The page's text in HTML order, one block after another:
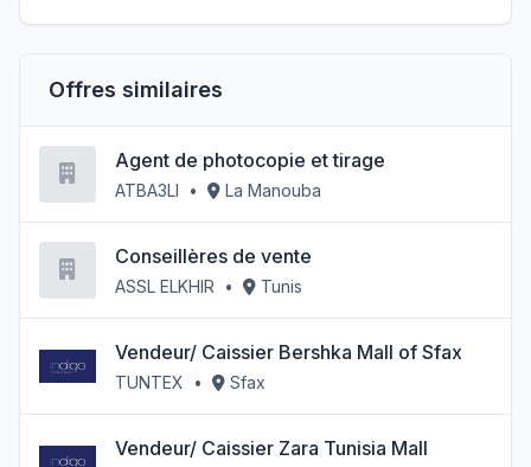
Offres similaires
Agent de photocopie et tirage
ATBA3LI • La Manouba
Conseillères de vente
ASSL ELKHIR • Tunis
Vendeur/ Caissier Bershka Mall of Sfax
TUNTEX • Sfax
Vendeur/ Caissier Zara Tunisia Mall